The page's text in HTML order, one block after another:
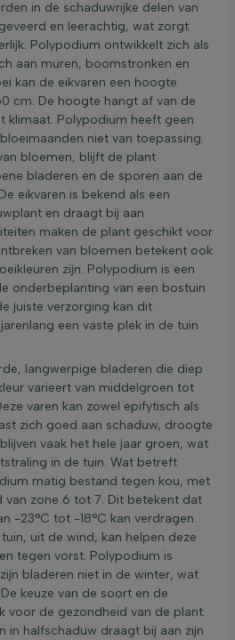
in de schaduwrijke delen van
en leerachtig, wat zorgt
Polypodium ontwikkelt zich als
aan muren, boomstronken en
kan de eikvaren een hoogte
cm. De hoogte hangt af van de
klimaat. Polypodium heeft geen
niet van toepassing.
bloemen, blijft de plant
bladeren en de sporen aan de
eikvaren is bekend als een
en draagt bij aan
maken de plant geschikt voor
van bloemen betekent ook
zijn. Polypodium is een
onderbeplanting van een bostuin
juiste verzorging kan dit
een vaste plek in de tuin
langwerpige bladeren die diep
varieert van middelgroen tot
varen kan zowel epifytisch als
zich goed aan schaduw, droogte
vaak het hele jaar groen, wat
in de tuin. Wat betreft
matig bestand tegen kou, met
van zone 6 tot 7. Dit betekent dat
-23°C tot -18°C kan verdragen.
uit de wind, kan helpen deze
tegen vorst. Polypodium is
bladeren niet in de winter, wat
keuze van de soort en de
voor de gezondheid van de plant.
in halfschaduw draagt bij aan zijn